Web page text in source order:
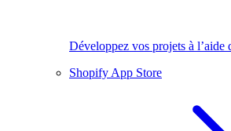
Développez vos projets à l’aide
Shopify App Store